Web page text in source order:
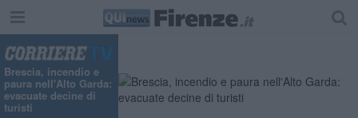
Brescia, incendio e
paura nell'Alto Garda:
evacuate decine di
turisti